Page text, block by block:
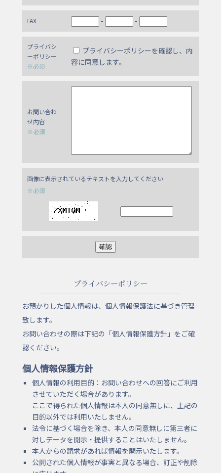
FAX - -
プライバシ
ーポリシー
※必須
プライバシーポリシーを確認し、内
容に同意します。
お問い合わ
せ内容
※必須
画像に表示されているテキストを入力してください
※必須
プライバシーポリシー
お預かりした個人情報は、個人情報保護法に基づき管理
致します。
お問い合わせの際は下記の「個人情報保護方針」をご確
認ください。
個人情報保護方針
個人情報の利用目的：お問い合わせへの回答にご利用
させていただく場合があります。
ここで得られた個人情報は本人の同意無しに、上記の
目的以外では利用いたしません。
法令に基づく場合を除き、本人の同意無しに第三者に
対しデータを開示・提供することはいたしません。
本人からの請求があれば情報を開示いたします。
公開された個人情報が事実と異なる場合、訂正や削除